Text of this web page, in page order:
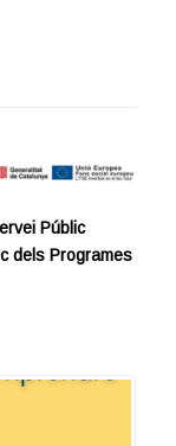
Públic
dels Programes